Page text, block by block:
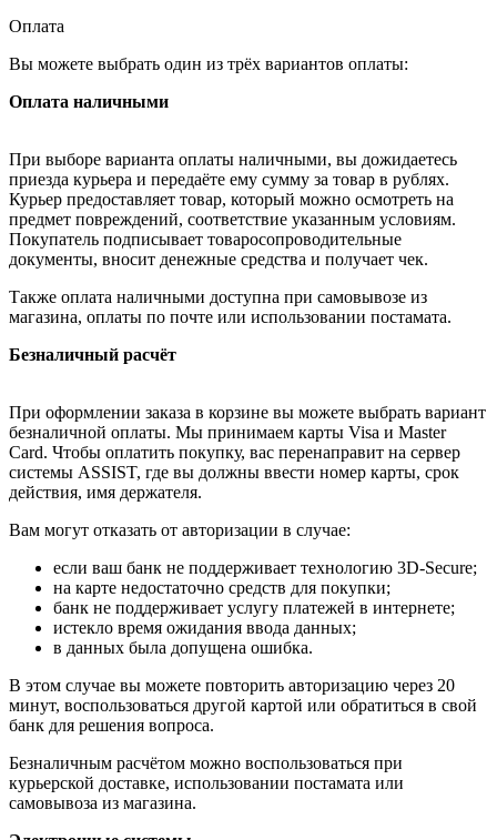
Оплата
Вы можете выбрать один из трёх вариантов оплаты:
Оплата наличными
При выборе варианта оплаты наличными, вы дожидаетесь
приезда курьера и передаёте ему сумму за товар в рублях.
Курьер предоставляет товар, который можно осмотреть на
предмет повреждений, соответствие указанным условиям.
Покупатель подписывает товаросопроводительные
документы, вносит денежные средства и получает чек.
Также оплата наличными доступна при самовывозе из
магазина, оплаты по почте или использовании постамата.
Безналичный расчёт
При оформлении заказа в корзине вы можете выбрать вариант
безналичной оплаты. Мы принимаем карты Visa и Master
Card. Чтобы оплатить покупку, вас перенаправит на сервер
системы ASSIST, где вы должны ввести номер карты, срок
действия, имя держателя.
Вам могут отказать от авторизации в случае:
если ваш банк не поддерживает технологию 3D-Secure;
на карте недостаточно средств для покупки;
банк не поддерживает услугу платежей в интернете;
истекло время ожидания ввода данных;
в данных была допущена ошибка.
В этом случае вы можете повторить авторизацию через 20
минут, воспользоваться другой картой или обратиться в свой
банк для решения вопроса.
Безналичным расчётом можно воспользоваться при
курьерской доставке, использовании постамата или
самовывоза из магазина.